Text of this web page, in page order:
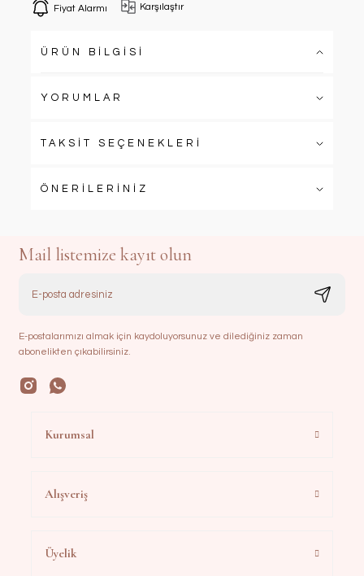
Fiyat Alarmı Karşılaştır
ÜRÜN BİLGİSİ
YORUMLAR
TAKSİT SEÇENEKLERİ
ÖNERİLERİNİZ
Mail listemize kayıt olun
E-postalarımızı almak için kaydoluyorsunuz ve dilediğiniz zaman
abonelikten çıkabilirsiniz.
Kurumsal
Alışveriş
Üyelik